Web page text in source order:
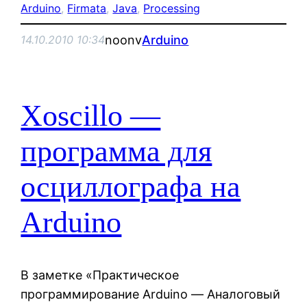
Arduino, Firmata, Java, Processing
14.10.2010 10:34noonvArduino
Xoscillo —
программа для
осциллографа на
Arduino
В заметке «Практическое
программирование Arduino — Аналоговый